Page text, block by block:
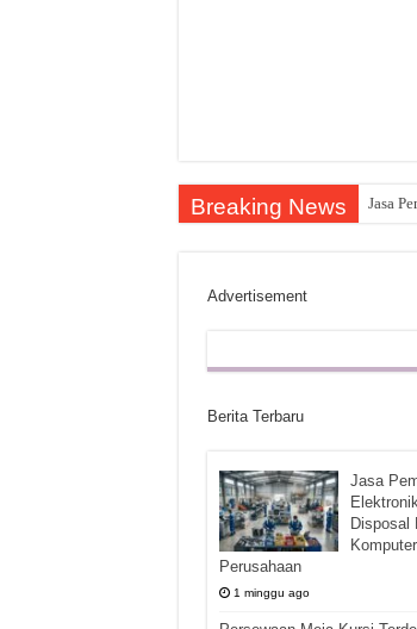
Breaking News Jasa
Advertisement
Berita Terbaru
Jasa
Disposal
Perusahaan
1 minggu ago